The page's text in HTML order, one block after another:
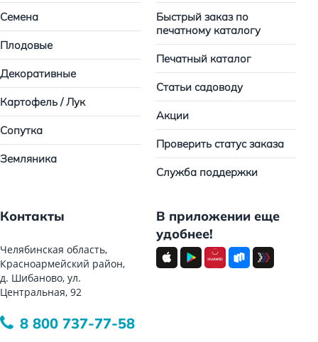
Семена
Плодовые
Декоративные
Картофель / Лук
Сопутка
Земляника
Быстрый заказ по
печатному каталогу
Печатный каталог
Статьи садоводу
Акции
Проверить статус заказа
Служба поддержки
Контакты
Челябинская область,
Красноармейский район,
д. Шибаново, ул.
Центральная, 92
8 800 737-77-58
В приложении еще
удобнее!